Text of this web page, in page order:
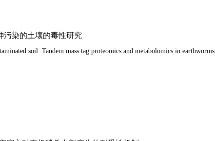
污染的土壤的毒性研究
soil: Tandem mass tag proteomics and metabolomics in earthworms